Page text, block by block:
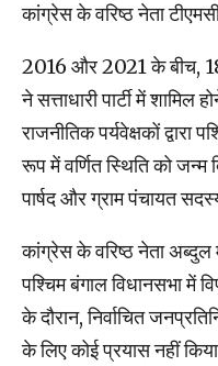
कांग्रेस के वरिष्ठ नेता
2016 और 2021 के बीच,
ने सत्ताधारी पार्टी में
राजनीतिक पर्यवेक्षकों
रूप में वर्णित स्थिति को
पार्षद और ग्राम पंचायत
कांग्रेस के वरिष्ठ नेता
पश्चिम बंगाल विधानसभा में
के दौरान, निर्वाचित
के लिए कोई प्रयास नहीं